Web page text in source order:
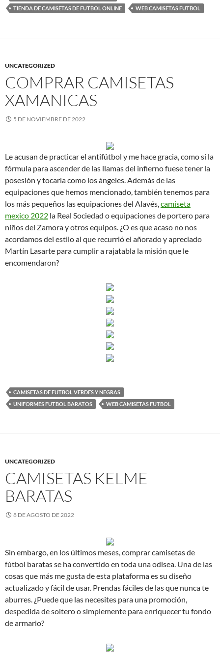
TIENDA DE CAMISETAS DE FUTBOL ONLINE
WEB CAMISETAS FUTBOL
UNCATEGORIZED
COMPRAR CAMISETAS
XAMANICAS
5 DE NOVIEMBRE DE 2022
Le acusan de practicar el antifútbol y me hace gracia, como si la
fórmula para ascender de las llamas del infierno fuese tener la
posesión y tocarla como los ángeles. Además de las
equipaciones que hemos mencionado, también tenemos para
los más pequeños las equipaciones del Alavés,camiseta
mexico 2022 la Real Sociedad o equipaciones de portero para
niños del Zamora y otros equipos. ¿O es que acaso no nos
acordamos del estilo al que recurrió el añorado y apreciado
Martín Lasarte para cumplir a rajatabla la misión que le
encomendaron?
CAMISETAS DE FUTBOL VERDES Y NEGRAS
UNIFORMES FUTBOL BARATOS
WEB CAMISETAS FUTBOL
UNCATEGORIZED
CAMISETAS KELME
BARATAS
8 DE AGOSTO DE 2022
Sin embargo, en los últimos meses, comprar camisetas de
fútbol baratas se ha convertido en toda una odisea. Una de las
cosas que más me gusta de esta plataforma es su diseño
actualizado y fácil de usar. Prendas fáciles de las que nunca te
aburres. ¿Puede que las necesites para una promoción,
despedida de soltero o simplemente para enriquecer tu fondo
de armario?